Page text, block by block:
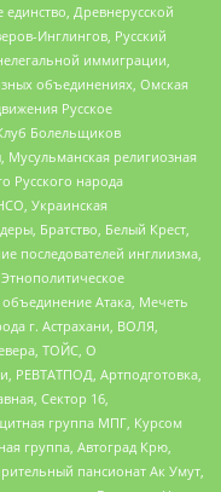
Древнерусской
Инглингов, Русский
иммиграции,
объединениях, Омская
Русское
Болельщиков
религиозная
Русского народа
Украинская
Братство, Белый Крест,
последователей инглиизма,
Атака, Мечеть
г. Астрахани, ВОЛЯ,
ТОЙС, О
РЕВТАТПОД, Артподготовка,
Сектор 16,
группа МПГ, Курсом
группа, Автоград Крю,
пансионат Ак Умут,